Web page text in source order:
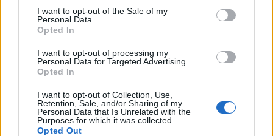
consent section.
I want to opt-out of the Sale of my
Personal Data.
Opted In
I want to opt-out of processing my
Personal Data for Targeted Advertising.
Opted In
I want to opt-out of Collection, Use,
Retention, Sale, and/or Sharing of my
Personal Data that Is Unrelated with the
Purposes for which it was collected.
Opted Out
Compra tu coche de segunda mano en
Heycar